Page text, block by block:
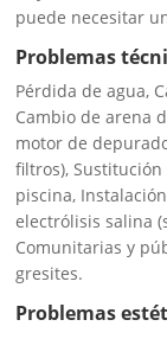
puede necesitar
Problemas
Pérdida de agua,
Cambio de arena
motor de
filtros),
piscina,
electrólisis salina
Comunitarias y
gresites.
Problemas